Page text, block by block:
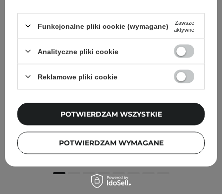
Ministerstwo Dobrego Mydła - Półkula do Kąpieli Mleko-
Miód-Owies - 50g
12,90 zł
Funkcjonalne pliki cookie (wymagane)
Zawsze
aktywne
Analityczne pliki cookie
Reklamowe pliki cookie
POTWIERDZAM WYMAGANE
POTWIERDZAM WSZYSTKIE